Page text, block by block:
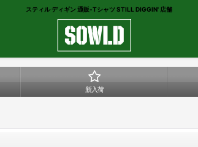
スティル ディギン 通販-Tシャツ STILL DIGGIN' 店舗
新入荷